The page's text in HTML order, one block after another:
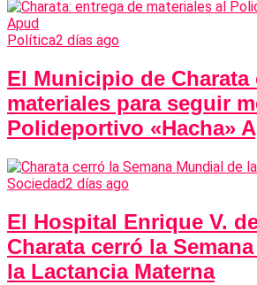
Política2 días ago
El Municipio de Charata
materiales para seguir
Polideportivo «Hacha»
Sociedad2 días ago
El Hospital Enrique V.
Charata cerró la
la Lactancia Materna